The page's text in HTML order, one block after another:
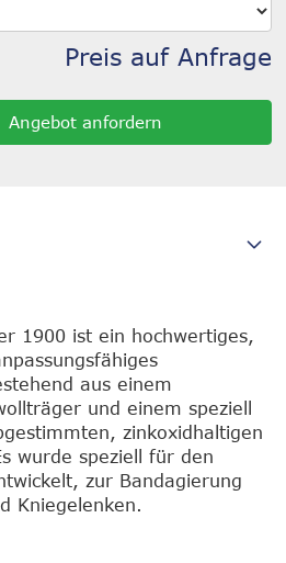
Preis auf Anfrage
Angebot anfordern
1900 ist ein hochwertiges,
aus einem
und einem speziell
zinkoxidhaltigen
wurde speziell für den
zur Bandagierung
Kniegelenken.